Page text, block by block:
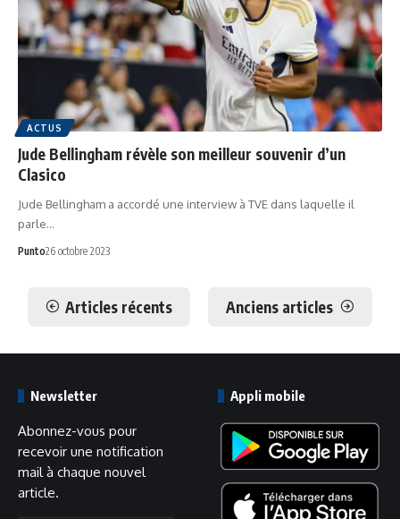
ACTUS
Jude Bellingham révèle son meilleur souvenir d’un
Clasico
Jude Bellingham a accordé une interview à TVE dans laquelle il
parle…
Punto26 octobre 2023
Articles récents Anciens articles
Newsletter
Abonnez-vous pour
recevoir une notification
mail à chaque nouvel
article.
Appli mobile